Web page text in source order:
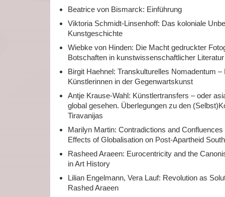
Beatrice von Bismarck: Einführung
Viktoria Schmidt-Linsenhoff: Das koloniale
Kunstgeschichte
Wiebke von Hinden: Die Macht gedruckter
Botschaften in kunstwissenschaftlicher
Birgit Haehnel: Transkulturelles Nomadentum
Künstlerinnen in der Gegenwartskunst
Antje Krause-Wahl: Künstlertransfers – oder
global gesehen. Überlegungen zu den
Tiravanijas
Marilyn Martin: Contradictions and
Effects of Globalisation on Post-Apartheid
Rasheed Araeen: Eurocentricity and the
in Art History
Lilian Engelmann, Vera Lauf: Revolution as
Rashed Araeen